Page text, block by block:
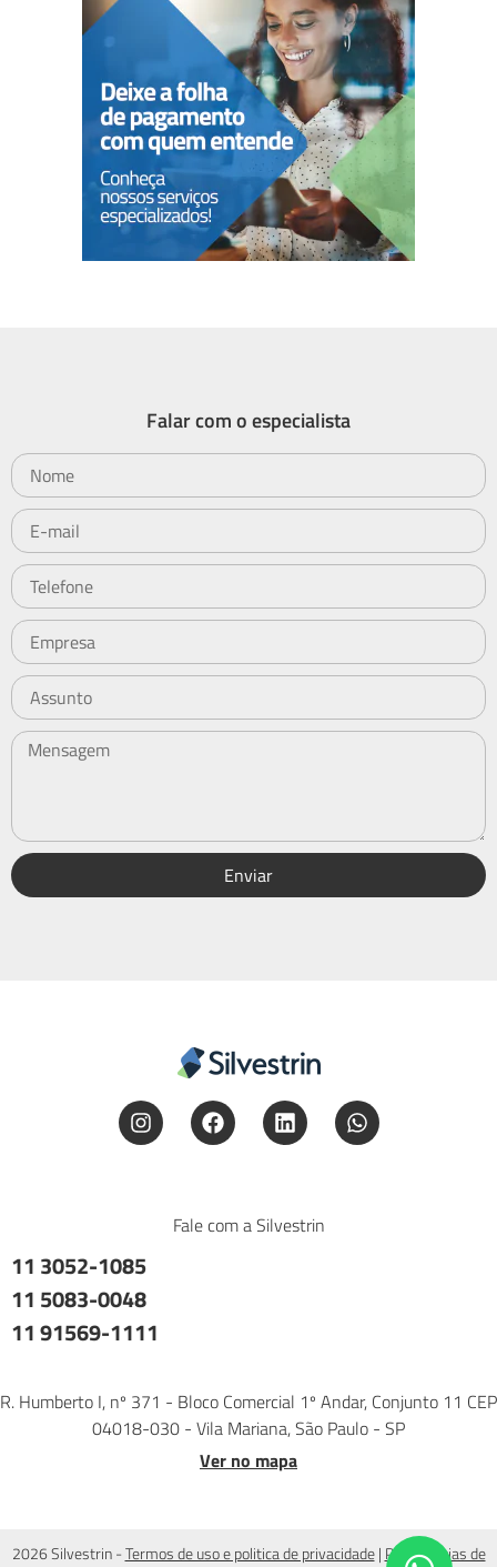
Falar com o especialista
Enviar
Fale com a Silvestrin
11 3052-1085
11 5083-0048
11 91569-1111
R. Humberto I, nº 371 - Bloco Comercial 1º Andar, Conjunto 11 CEP
04018-030 - Vila Mariana, São Paulo - SP
Ver no mapa
2026 Silvestrin -Termos de uso e politica de privacidade| Preferências de